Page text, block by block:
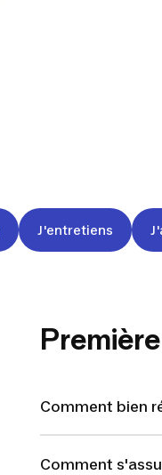
J'entretiens
Comment bien
Comment